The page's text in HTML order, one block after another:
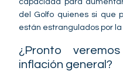
del Golfo quienes si que
están estrangulados por
¿Pronto
inflación general?